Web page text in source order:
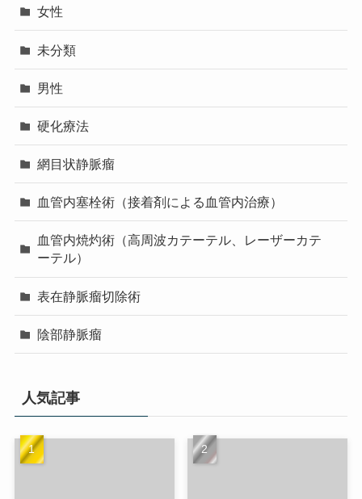
女性
未分類
男性
硬化療法
網目状静脈瘤
血管内塞栓術（接着剤による血管内治療）
血管内焼灼術（高周波カテーテル、レーザーカテ
ーテル）
表在静脈瘤切除術
陰部静脈瘤
人気記事